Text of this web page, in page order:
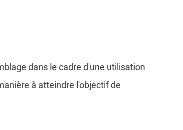
dans le cadre d'une utilisation
à atteindre l'objectif de